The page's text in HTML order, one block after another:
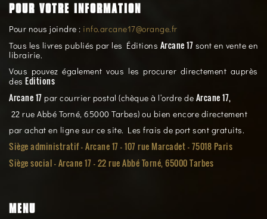
POUR VOTRE INFORMATION
Pour nous joindre : info.arcane17@orange.fr
Tous les livres publiés par les Éditions Arcane 17 sont en vente en
librairie.
Vous pouvez également vous les procurer directement auprès
des Editions
Arcane 17 par courrier postal (chèque à l’ordre de Arcane 17,
22 rue Abbé Torné, 65000 Tarbes) ou bien encore directement
par achat en ligne sur ce site. Les frais de port sont gratuits.
Siège administratif - Arcane 17 - 107 rue Marcadet - 75018 Paris
Siège social -Arcane 17 - 22 rue Abbé Torné, 65000 Tarbes
MENU